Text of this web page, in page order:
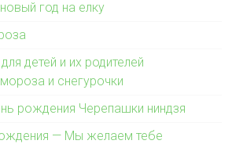
год на елку
детей и их родителей
и снегурочки
рождения Черепашки ниндзя
— Мы желаем тебе